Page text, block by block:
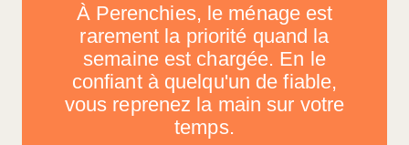
À Perenchies, le ménage est
rarement la priorité quand la
semaine est chargée. En le
confiant à quelqu'un de fiable,
vous reprenez la main sur votre
temps.